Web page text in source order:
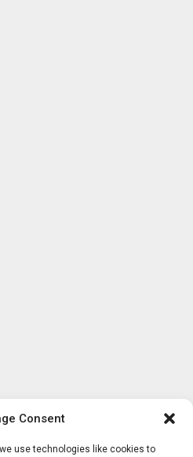
Consent
use technologies like cookies to